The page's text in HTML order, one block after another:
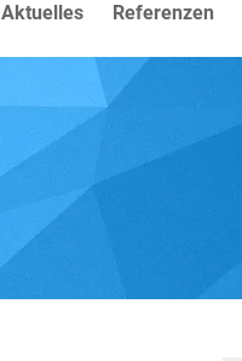
Aktuelles Referenzen